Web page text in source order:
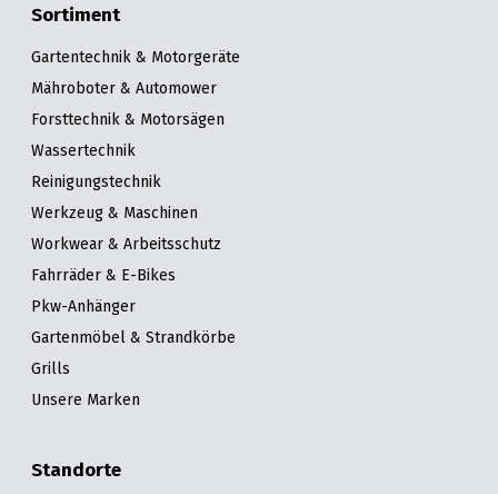
Sortiment
Gartentechnik & Motorgeräte
Mähroboter & Automower
Forsttechnik & Motorsägen
Wassertechnik
Reinigungstechnik
Werkzeug & Maschinen
Workwear & Arbeitsschutz
Fahrräder & E-Bikes
Pkw-Anhänger
Gartenmöbel & Strandkörbe
Grills
Unsere Marken
Standorte